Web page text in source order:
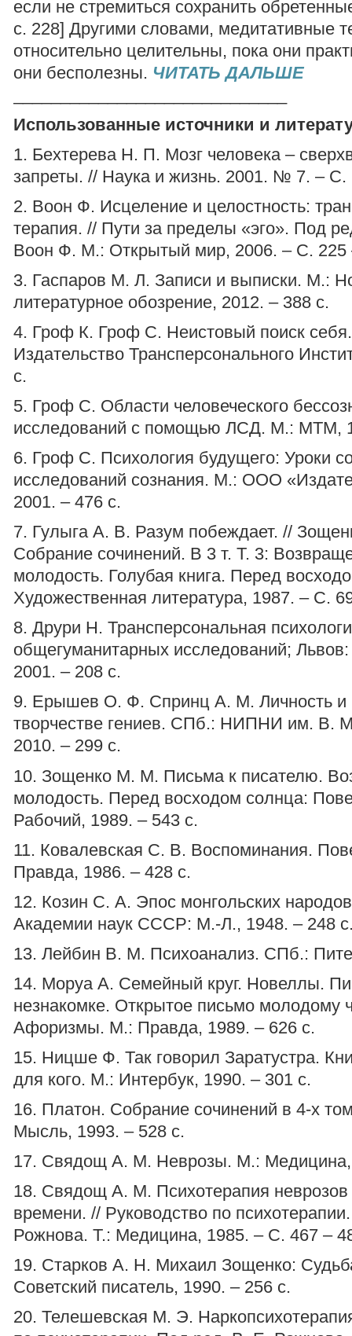
если не стремиться сохранить
с. 228] Другими словами, медитативные
относительно целительны, пока они
они бесполезны. ЧИТАТЬ ДАЛЬШЕ
Использованные источники и
1. Бехтерева Н. П. Мозг человека –
запреты. // Наука и жизнь. 2001. № 7. – С.
2. Воон Ф. Исцеление и целостность:
терапия. // Пути за пределы «эго». Под
Воон Ф. М.: Открытый мир, 2006. – С. 225
3. Гаспаров М. Л. Записи и выписки. М.:
литературное обозрение, 2012. – 388 с.
4. Гроф К. Гроф С. Неистовый поиск
Издательство Трансперсонального
с.
5. Гроф С. Области человеческого
исследований с помощью ЛСД. М.: МТМ,
6. Гроф С. Психология будущего: Уроки
исследований сознания. М.: ООО
2001. – 476 с.
7. Гулыга А. В. Разум побеждает. //
Собрание сочинений. В 3 т. Т. 3:
молодость. Голубая книга. Перед
Художественная литература, 1987. – С.
8. Друри Н. Трансперсональная
общегуманитарных исследований;
2001. – 208 с.
9. Ерышев О. Ф. Спринц А. М. Личность и
творчестве гениев. СПб.: НИПНИ им. В.
2010. – 299 с.
10. Зощенко М. М. Письма к писателю.
молодость. Перед восходом солнца:
Рабочий, 1989. – 543 с.
11. Ковалевская С. В. Воспоминания.
Правда, 1986. – 428 с.
12. Козин С. А. Эпос монгольских
Академии наук СССР: М.-Л., 1948. – 248
13. Лейбин В. М. Психоанализ. СПб.:
14. Моруа А. Семейный круг. Новеллы.
незнакомке. Открытое письмо молодому
Афоризмы. М.: Правда, 1989. – 626 с.
15. Ницше Ф. Так говорил Заратустра.
для кого. М.: Интербук, 1990. – 301 с.
16. Платон. Собрание сочинений в 4-х
Мысль, 1993. – 528 с.
17. Свядощ А. М. Неврозы. М.: Медицина,
18. Свядощ А. М. Психотерапия неврозов
времени. // Руководство по
Рожнова. Т.: Медицина, 1985. – С. 467 –
19. Старков А. Н. Михаил Зощенко:
Советский писатель, 1990. – 256 с.
20. Телешевская М. Э.